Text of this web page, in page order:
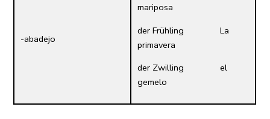
-abadejo
mariposa
der Frühling La
primavera
der Zwilling el
gemelo